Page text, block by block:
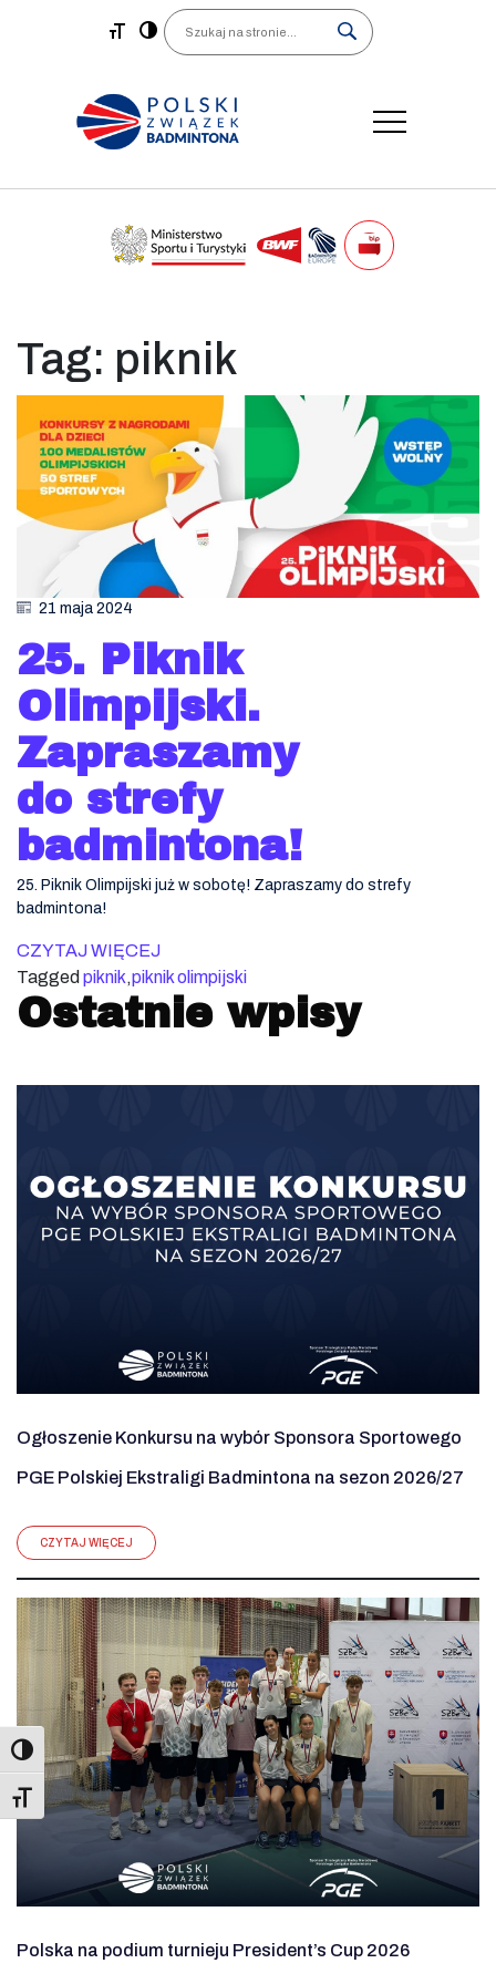
Toggle Font size
Main Navigation
Search
Tag: piknik
21 maja 2024
25. Piknik
Olimpijski.
Zapraszamy
do strefy
badmintona!
25. Piknik Olimpijski już w sobotę! Zapraszamy do strefy
badmintona!
CZYTAJ WIĘCEJ
Tagged piknik,piknik olimpijski
Ostatnie wpisy
Ogłoszenie Konkursu na wybór Sponsora Sportowego
PGE Polskiej Ekstraligi Badmintona na sezon 2026/27
CZYTAJ WIĘCEJ
Polska na podium turnieju President’s Cup 2026